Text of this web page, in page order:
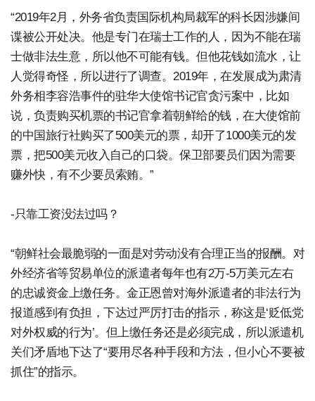
“2019年2月，外务省负责国际机构局裁军的科长因涉嫌间
谍被公开处决。他是专门在瑞士工作的人，因为不能在瑞
士做非法生意，所以他不可能有钱。但他花钱如流水，让
人觉得奇怪，所以进行了调查。2019年，在发展成为肃清
外务相李容浩事件的驻华大使馆书记官贪污案中，比如
说，负责购买机票的书记官拿着朝鲜给的钱，在大使馆前
的中国旅行社购买了500美元的票，却开了1000美元的发
票，把500美元收入自己的口袋。保卫部要员们因为需要
赚外快，有不少要员索贿。”
-只靠工资没法过吗？
“朝鲜社会最脆弱的一面是对劳动没有合理正当的报酬。对
外经济省等贸易单位的派遣者每年也有2万-5万美元左右
的忠诚资金上缴任务。金正恩曾对海外派遣者的非法行为
报道感到有负担，下达过严厉打击的指示，称这是‘贬低党
对外权威的行为’。但上缴任务还是必须完成，所以派遣机
关们矛盾地下达了“要用尽各种手段和方法，但小心不要被
抓住”的指示。